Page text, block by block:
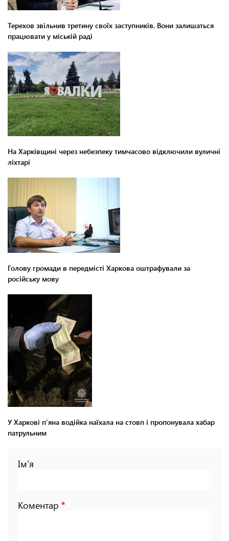
Терехов звільнив третину своїх заступників. Вони залишаться
працювати у міській раді
На Харківщині через небезпеку тимчасово відключили вуличні
ліхтарі
Голову громади в передмісті Харкова оштрафували за
російську мову
У Харкові п’яна водійка наїхала на стовп і пропонувала хабар
патрульним
Ім'я
Коментар